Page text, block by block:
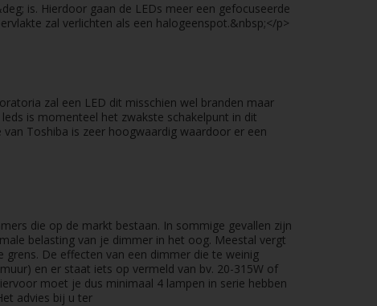
is. Hierdoor gaan de LEDs meer een gefocuseerde
zal verlichten als een halogeenspot.&nbsp;</p>
zal een LED dit misschien wel branden maar
is momenteel het zwakste schakelpunt in dit
Toshiba is zeer hoogwaardig waardoor er een
die op de markt bestaan. In sommige gevallen zijn
belasting van je dimmer in het oog. Meestal vergt
De effecten van een dimmer die te weinig
en er staat iets op vermeld van bv. 20-315W of
moet je dus minimaal 4 lampen in serie hebben
advies bij u ter